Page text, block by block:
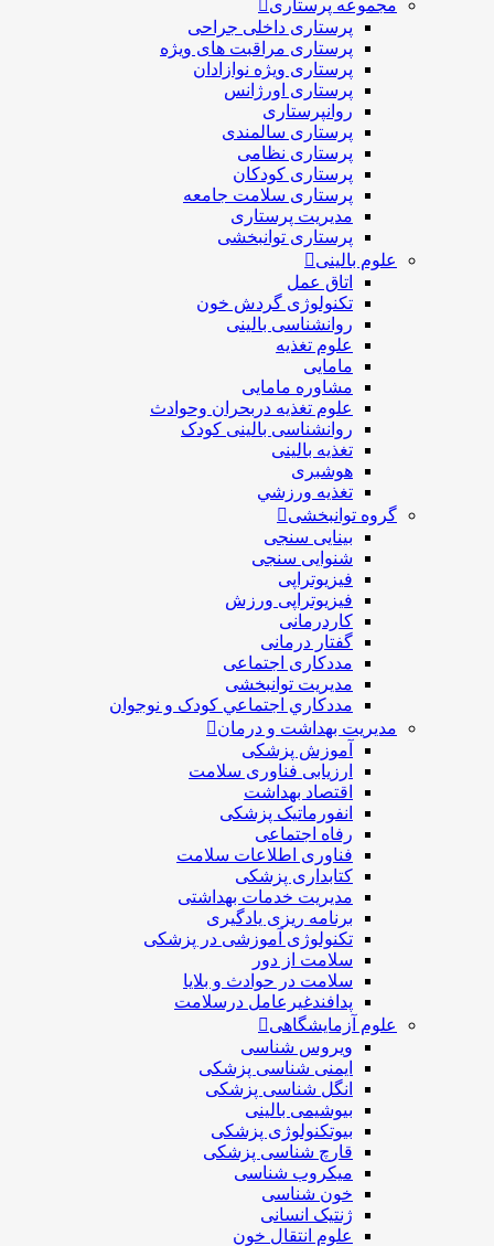
مجموعه پرستاری
پرستاری داخلی جراحی
پرستاری مراقبت های ويژه
پرستاری ويژه نوازادان
پرستاری اورژانس
روانپرستاری
پرستاری سالمندی
پرستاری نظامی
پرستاری کودکان
پرستاری سلامت جامعه
مدیریت پرستاری
پرستاری توانبخشی
علوم بالینی
اتاق عمل
تکنولوژی گردش خون
روانشناسی بالینی
علوم تغذیه
مامایی
مشاوره مامایی
علوم تغذیه دربحران وحوادث
روانشناسی بالینی کودک
تغذیه بالینی
هوشبری
تغذيه ورزشي
گروه توانبخشی
بینایی سنجی
شنوایی سنجی
فیزیوتراپی
فیزیوتراپی ورزش
کاردرمانی
گفتار درمانی
مددکاری اجتماعی
مديريت توانبخشی
مددکاري اجتماعي کودک و نوجوان
مدیریت بهداشت و درمان
آموزش پزشکی
ارزیابی فناوری سلامت
اقتصاد بهداشت
انفورماتیک پزشکی
رفاه اجتماعی
فناوری اطلاعات سلامت
کتابداری پزشکی
مديريت خدمات بهداشتی
برنامه ریزی یادگیری
تکنولوژی آموزشی در پزشکی
سلامت از دور
سلامت در حوادث و بلایا
پدافندغیرعامل درسلامت
علوم آزمایشگاهی
ویروس شناسی
ایمنی شناسی پزشكی
انگل شناسی پزشکی
بیوشیمی بالینی
بیوتکنولوژی پزشکی
قارچ شناسی پزشکی
ميكروب شناسی
خون شناسی
ژنتیک انسانی
علوم انتقال خون